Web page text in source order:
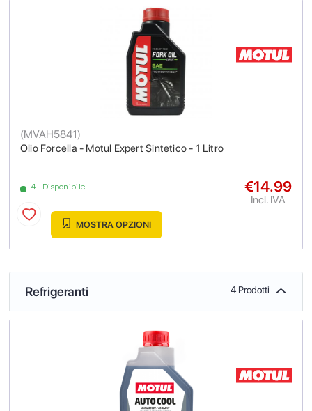
Olio Forcella - Motul Expert Sintetico - 1 Litro
(MVAH5841)
4+ Disponibile €14.99
Incl. IVA
MOSTRA OPZIONI
Refrigeranti 4 Prodotti